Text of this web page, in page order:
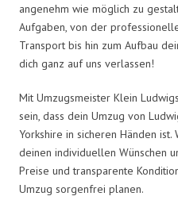
angenehm wie möglich zu
Aufgaben, von der
Transport bis hin zum Aufbau
dich ganz auf uns verlassen!
Mit Umzugsmeister Klein
sein, dass dein Umzug von
Yorkshire in sicheren Händen
deinen individuellen Wünschen
Preise und transparente
Umzug sorgenfrei planen.